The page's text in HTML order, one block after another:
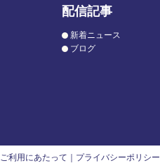
配信記事
新着ニュース
ブログ
ご利用にあたって プライバシーポリシー